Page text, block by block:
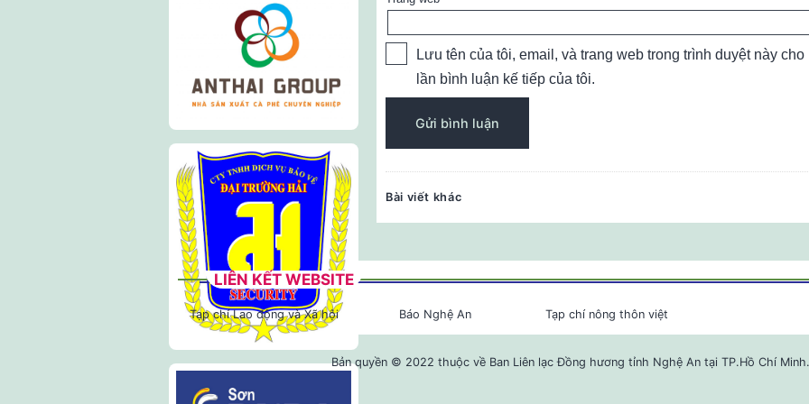
Lưu tên của tôi, email, và trang web trong trình duyệt này cho
lần bình luận kế tiếp của tôi.
Bài viết khác
LIÊN KẾT WEBSITE
Tạp chí Lao động và Xã hội Báo Nghệ An Tạp chí nông thôn việt
Bản quyền © 2022 thuộc về Ban Liên lạc Đồng hương tỉnh Nghệ An tại TP.Hồ Chí Minh.